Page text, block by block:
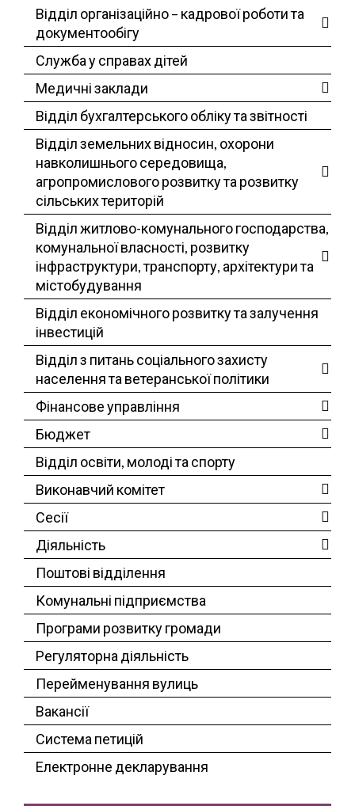
Відділ організаційно – кадрової роботи та
документообігу
Служба у справах дітей
Медичні заклади
Відділ бухгалтерського обліку та звітності
Відділ земельних відносин, охорони
навколишнього середовища,
агропромислового розвитку та розвитку
сільських територій
Відділ житлово-комунального господарства,
комунальної власності, розвитку
інфраструктури, транспорту, архітектури та
містобудування
Відділ економічного розвитку та залучення
інвестицій
Відділ з питань соціального захисту
населення та ветеранської політики
Фінансове управління
Бюджет
Відділ освіти, молоді та спорту
Виконавчий комітет
Сесії
Діяльність
Поштові відділення
Комунальні підприємства
Програми розвитку громади
Регуляторна діяльність
Перейменування вулиць
Вакансії
Система петицій
Електронне декларування